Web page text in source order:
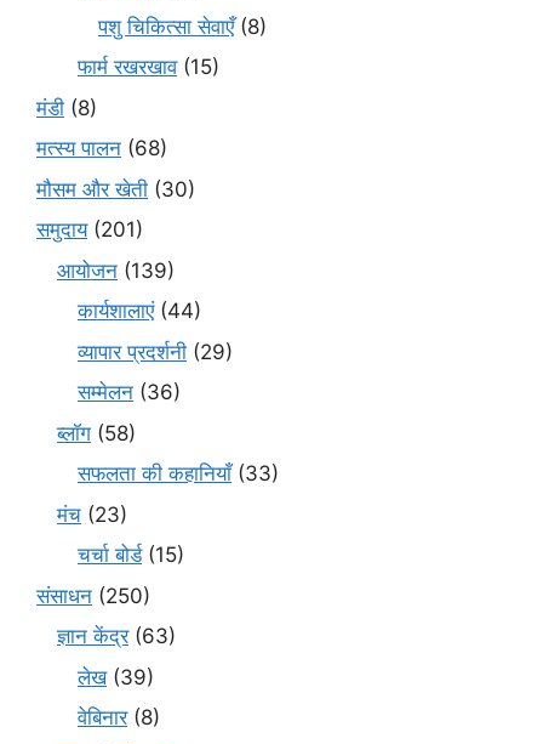
पशु चिकित्सा सेवाएँ(8)
फार्म रखरखाव(15)
मंडी (8)
मत्स्य पालन (68)
मौसम और खेती (30)
समुदाय(201)
आयोजन (139)
कार्यशालाएं(44)
व्यापार प्रदर्शनी (29)
सम्मेलन (36)
ब्लॉग (58)
सफलता की कहानियाँ(33)
मंच (23)
चर्चा बोर्ड(15)
संसाधन (250)
ज्ञान केंद्र(63)
लेख(39)
वेबिनार(8)